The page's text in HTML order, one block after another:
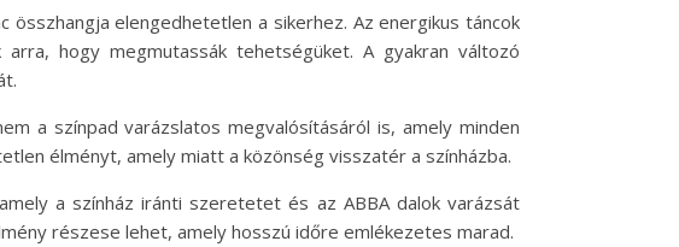
elengedhetetlen a sikerhez. Az energikus táncok
hogy megmutassák tehetségüket. A gyakran változó
a színpad varázslatos megvalósításáról is, amely minden
élményt, amely miatt a közönség visszatér a színházba.
a színház iránti szeretetet és az ABBA dalok varázsát
részese lehet, amely hosszú időre emlékezetes marad.